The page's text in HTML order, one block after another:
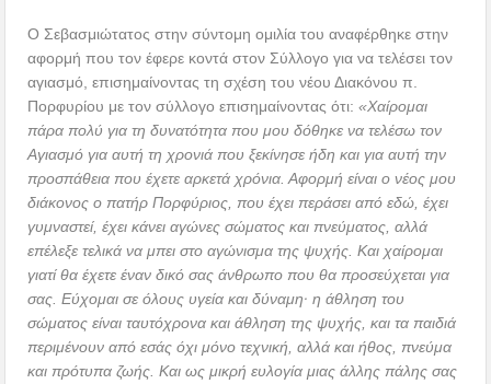
Ο Σεβασμιώτατος στην σύντομη ομιλία του αναφέρθηκε στην
αφορμή που τον έφερε κοντά στον Σύλλογο για να τελέσει τον
αγιασμό, επισημαίνοντας τη σχέση του νέου Διακόνου π.
Πορφυρίου με τον σύλλογο επισημαίνοντας ότι:«Χαίρομαι
πάρα πολύ για τη δυνατότητα που μου δόθηκε να τελέσω τον
Αγιασμό για αυτή τη χρονιά που ξεκίνησε ήδη και για αυτή την
προσπάθεια που έχετε αρκετά χρόνια. Αφορμή είναι ο νέος μου
διάκονος ο πατήρ Πορφύριος, που έχει περάσει από εδώ, έχει
γυμναστεί, έχει κάνει αγώνες σώματος και πνεύματος, αλλά
επέλεξε τελικά να μπει στο αγώνισμα της ψυχής. Και χαίρομαι
γιατί θα έχετε έναν δικό σας άνθρωπο που θα προσεύχεται για
σας. Εύχομαι σε όλους υγεία και δύναμη· η άθληση του
σώματος είναι ταυτόχρονα και άθληση της ψυχής, και τα παιδιά
περιμένουν από εσάς όχι μόνο τεχνική, αλλά και ήθος, πνεύμα
και πρότυπα ζωής. Και ως μικρή ευλογία μιας άλλης πάλης σας